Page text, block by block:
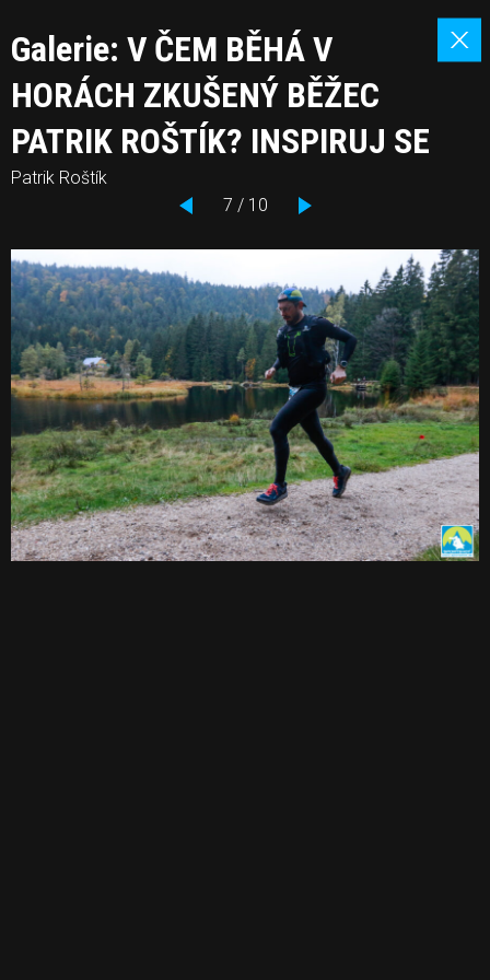
Galerie: V ČEM BĚHÁ V
HORÁCH ZKUŠENÝ BĚŽEC
PATRIK ROŠTÍK? INSPIRUJ SE
Patrik Roštík
7 / 10